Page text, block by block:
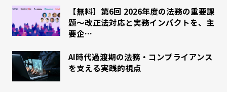
【無料】第6回 2026年度の法務の重要課
題～改正法対応と実務インパクトを、主
要企…
AI時代過渡期の法務・コンプライアンス
を支える実践的視点